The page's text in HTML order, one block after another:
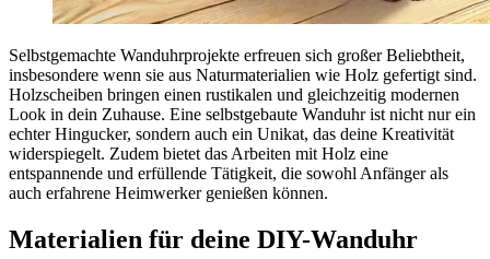
Selbstgemachte Wanduhrprojekte erfreuen sich großer Beliebtheit,
insbesondere wenn sie aus Naturmaterialien wie Holz gefertigt sind.
Holzscheiben bringen einen rustikalen und gleichzeitig modernen
Look in dein Zuhause. Eine selbstgebaute Wanduhr ist nicht nur ein
echter Hingucker, sondern auch ein Unikat, das deine Kreativität
widerspiegelt. Zudem bietet das Arbeiten mit Holz eine
entspannende und erfüllende Tätigkeit, die sowohl Anfänger als
auch erfahrene Heimwerker genießen können.
Materialien für deine DIY-Wanduhr